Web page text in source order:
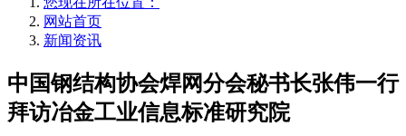
网站首页
新闻资讯
中国钢结构协会焊网分会秘书长张伟一行
拜访冶金工业信息标准研究院